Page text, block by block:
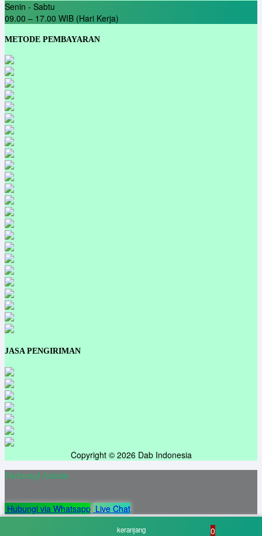
0
keranjang
Senin - Sabtu
09.00 – 17.00 WIB (Hari Kerja)
METODE PEMBAYARAN
JASA PENGIRIMAN
Copyright © 2026 Dab Indonesia
Hubungi Admin
Hubungi via Whatsapp Live Chat